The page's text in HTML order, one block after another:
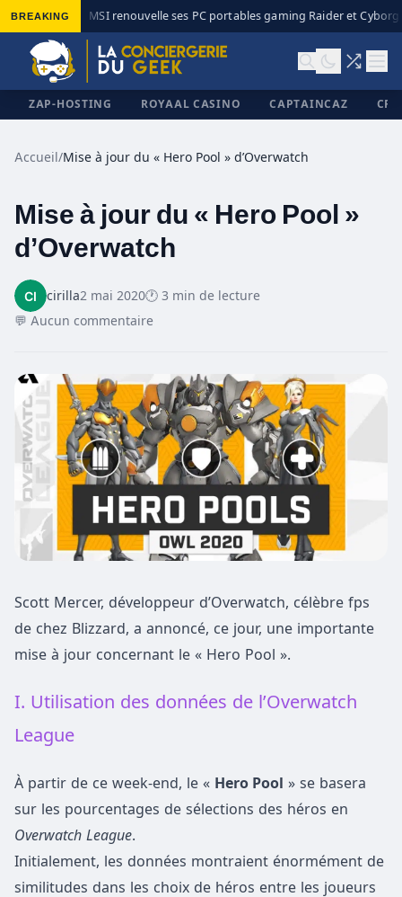
BREAKING MSI renouvelle ses PC portables gaming Raider et Cyborg
ZAP-HOSTING ROYAAL CASINO CAPTAINCAZ
✕
Accueil/Mise à jour du « Hero Pool » d’Overwatch
Mise à jour du « Hero Pool »
d’Overwatch
cirilla2 mai 2020🕐 3 min de lecture
💬 Aucun commentaire
Scott Mercer, développeur d’Overwatch, célèbre fps
de chez Blizzard, a annoncé, ce jour, une importante
mise à jour concernant le « Hero Pool ».
I. Utilisation des données de l’Overwatch
League
À partir de ce week-end, le « Hero Pool » se basera
sur les pourcentages de sélections des héros en
Overwatch League.
Initialement, les données montraient énormément de
similitudes dans les choix de héros entre les joueurs